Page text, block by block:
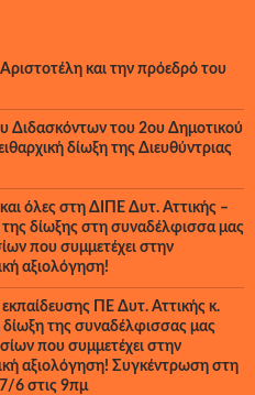
και την πρόεδρό του
Διδασκόντων του 2ου Δημοτικού
δίωξη της Διευθύντριας
όλες στη ΔΙΠΕ Δυτ. Αττικής –
δίωξης στη συναδέλφισσα μας
που συμμετέχει στην
αξιολόγηση!
ΠΕ Δυτ. Αττικής κ.
δίωξη της συναδέλφισσας μας
που συμμετέχει στην
αξιολόγηση! Συγκέντρωση στη
6 στις 9πμ